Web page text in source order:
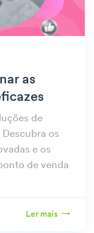
as
de
os
e os
de venda
Ler mais